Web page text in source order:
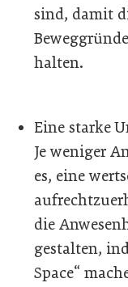
sind, damit
halten.
Eine starke
Je weniger
es, eine
die
gestalten,
Space“